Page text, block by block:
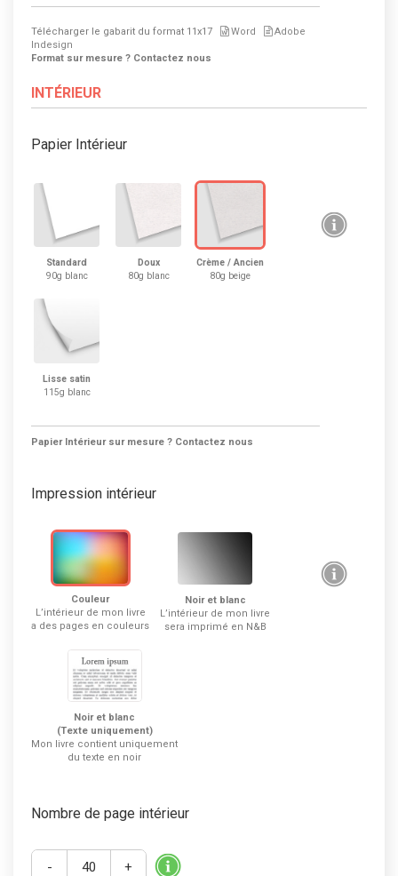
Télécharger le gabarit du format 11x17 Word
Adobe
Indesign
Format sur mesure ? Contactez nous
INTÉRIEUR
Papier Intérieur
Standard
90g blanc
Doux
80g blanc
Crème / Ancien
80g beige
Lisse satin
115g blanc
Papier Intérieur sur mesure ? Contactez nous
Impression intérieur
Couleur
L’intérieur de mon livre
a des pages en couleurs
Noir et blanc
L’intérieur de mon livre
sera imprimé en N&B
Noir et blanc
(Texte uniquement)
Mon livre contient uniquement
du texte en noir
Nombre de page intérieur
- +